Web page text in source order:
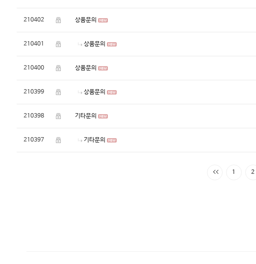
210402 상품문의
210401 상품문의
210400 상품문의
210399 상품문의
210398 기타문의
210397 기타문의
1 2